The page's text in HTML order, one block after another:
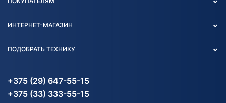
Блог
Карта сайта
Согласие на обработку
Информация до получения
согласия на обработку
ИНТЕРНЕТ-МАГАЗИН
Агротехника
Водный транспорт
Электротранспорт
ПОДОБРАТЬ ТЕХНИКУ
Агротехника
Электротранспорт
+375 (29) 647-55-15
+375 (33) 333-55-15